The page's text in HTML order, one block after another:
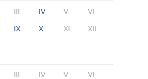
III IV V VI
IX X XI XII
III IV V VI